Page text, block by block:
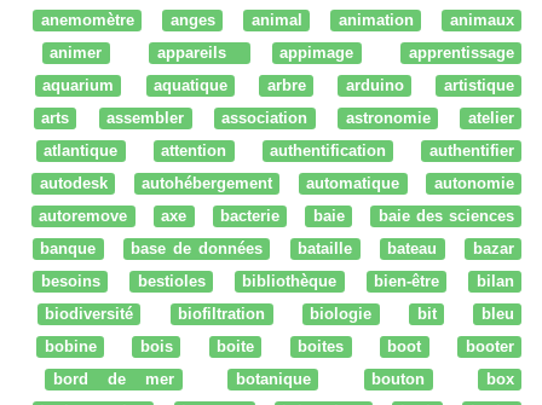
anemomètre
anges animal animation
animaux
animer
appareils appimage
apprentissage
aquarium
aquatique arbre arduino
artistique
arts
assembler association astronomie
atelier
atlantique
attention authentification
authentifier
autodesk
autohébergement automatique
autonomie
autoremove
axe bacterie baie
baie des sciences
banque
base de données bataille bateau
bazar
besoins
bestioles bibliothèque bien-être
bilan
biodiversité
biofiltration biologie bit
bleu
bobine
bois boite boites boot
booter
bord de mer
botanique bouton
box